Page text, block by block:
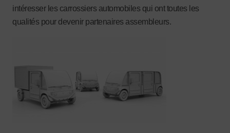
intéresser les carrossiers automobiles qui ont toutes les
qualités pour devenir partenaires assembleurs.